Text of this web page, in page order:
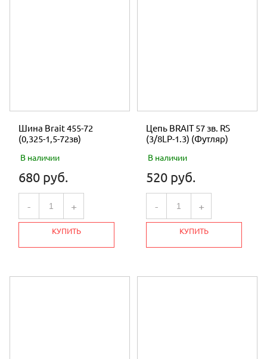
Шина Brait 455-72
(0,325-1,5-72зв)
В наличии
680 руб.
- +
КУПИТЬ
Цепь BRAIT 57 зв. RS
(3/8LP-1.3) (Футляр)
В наличии
520 руб.
- +
КУПИТЬ